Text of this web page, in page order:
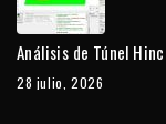
Análisis de Túnel
28 julio, 2026